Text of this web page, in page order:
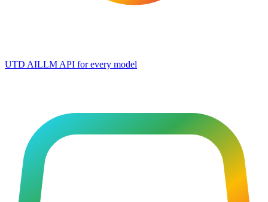
UTD AILLM API for every model